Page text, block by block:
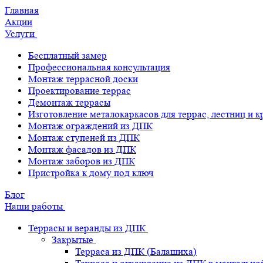
Главная
Акции
Услуги
Бесплатный замер
Профессиональная консультация
Монтаж террасной доски
Проектирование террас
Демонтаж террасы
Изготовление металокаркасов для террас, лестниц и
Монтаж ограждений из ДПК
Монтаж ступеней из ДПК
Монтаж фасадов из ДПК
Монтаж заборов из ДПК
Пристройка к дому под ключ
Блог
Наши работы
Террасы и веранды из ДПК
Закрытые
Терраса из ДПК (Балашиха)